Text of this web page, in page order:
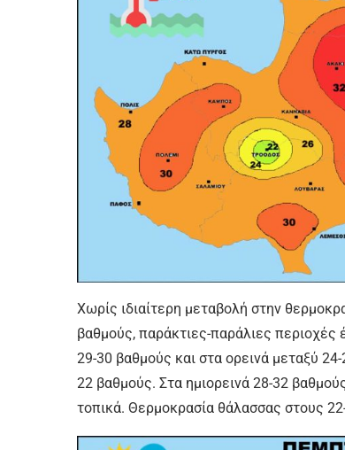
Χωρίς ιδιαίτερη μεταβολή στην
βαθμούς, παράκτιες-παράλιες περιοχές
29-30 βαθμούς και στα ορεινά μεταξύ
22 βαθμούς. Στα ημιορεινά 28-32
τοπικά. Θερμοκρασία θάλασσας στους